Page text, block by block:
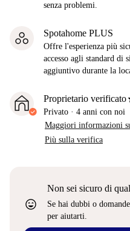
senza problemi.
Spotahome PLUS
Offre l'esperienza più
accesso agli standard di
aggiuntivo durante la
Proprietario verificato
Privato · 4 anni con noi
Maggiori informazioni
Più sulla verifica
sentiment_very_satisfied
Non sei sicuro di
Se hai dubbi o
per aiutarti.